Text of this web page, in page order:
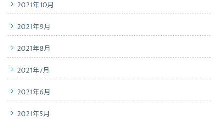
2021年10月
2021年9月
2021年8月
2021年7月
2021年6月
2021年5月